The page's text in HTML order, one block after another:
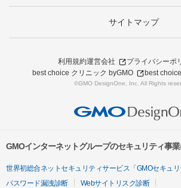
サイトマップ
利用規約運営会社
プライバシーポ
best choice クリニック byGMO
best
©GMO DesignOne, Inc. All Rights
GMOインターネットグループのセキュリティ事
世界初総合ネットセキュリティサービス「GMOセキュリ
パスワード漏洩診断
Webサイトリスク診断